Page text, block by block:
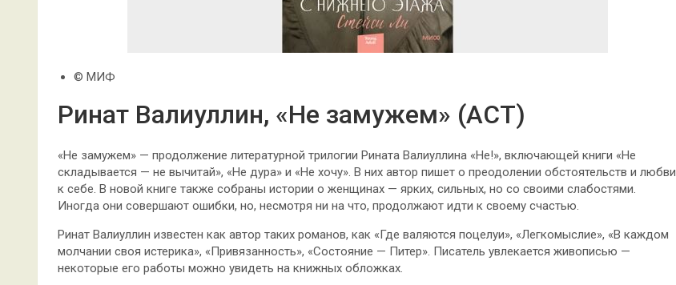
© МИФ
Ринат Валиуллин, «Не замужем» (АСТ)
«Не замужем» — продолжение литературной трилогии Рината Валиуллина «Не!», включающей книги «Не
складывается — не вычитай», «Не дура» и «Не хочу». В них автор пишет о преодолении обстоятельств и любви
к себе. В новой книге также собраны истории о женщинах — ярких, сильных, но со своими слабостями.
Иногда они совершают ошибки, но, несмотря ни на что, продолжают идти к своему счастью.
Ринат Валиуллин известен как автор таких романов, как «Где валяются поцелуи», «Легкомыслие», «В каждом
молчании своя истерика», «Привязанность», «Состояние — Питер». Писатель увлекается живописью —
некоторые его работы можно увидеть на книжных обложках.